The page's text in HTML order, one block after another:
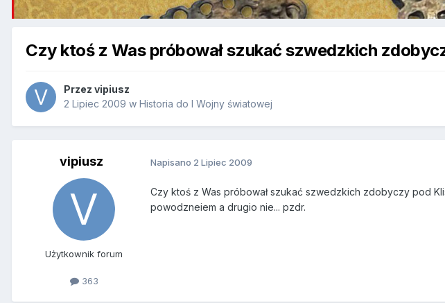
Czy ktoś z Was próbował szukać szwedzkich
Przez vipiusz
2 Lipiec 2009 w Historia do I Wojny światowej
vipiusz
Użytkownik forum
363
Napisano 2 Lipiec 2009
Czy ktoś z Was próbował szukać szwedzkich zdobyczy pod
powodzneiem a drugio nie... pzdr.